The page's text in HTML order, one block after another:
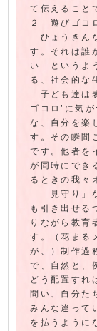
て伝えること
２「遊びゴコ
ひょうきん
す。それは誰
い…というよ
る、社会的な
子ども達は
ゴコロ’に気
な、自分を楽
す。その瞬間
です。他者を
が同時にでき
るときの我々
「見守り」
も引き出せる
りながら教育
す。（花まる
が、）制作過
で、自然と、
どう配置すれ
問い、自分た
みんな違って
を払うように